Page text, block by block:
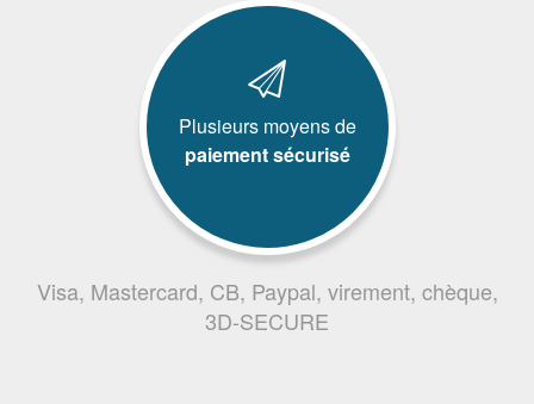
Plusieurs moyens de
paiement sécurisé
Visa, Mastercard, CB, Paypal, virement, chèque,
3D-SECURE